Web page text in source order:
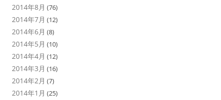
2014年8月 (76)
2014年7月 (12)
2014年6月 (8)
2014年5月 (10)
2014年4月 (12)
2014年3月 (16)
2014年2月 (7)
2014年1月 (25)